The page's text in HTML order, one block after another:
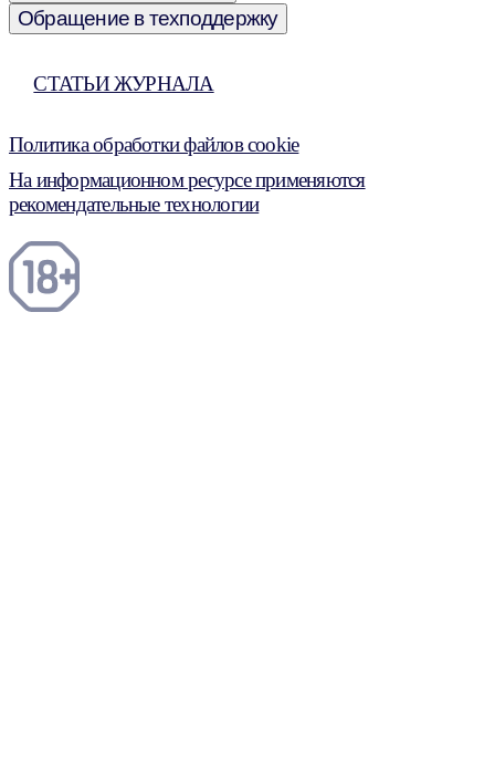
Обращение в техподдержку
СТАТЬИ ЖУРНАЛА
Политика обработки файлов cookie
На информационном ресурсе применяются
рекомендательные технологии